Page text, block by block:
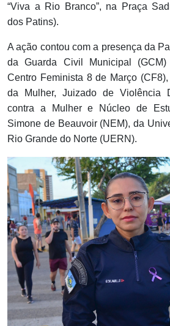
“Viva a Rio Branco”, na Praça
dos Patins).
A ação contou com a presença da
da Guarda Civil Municipal
Centro Feminista 8 de Março
da Mulher, Juizado de Violência
contra a Mulher e Núcleo de
Simone de Beauvoir (NEM), da
Rio Grande do Norte (UERN).